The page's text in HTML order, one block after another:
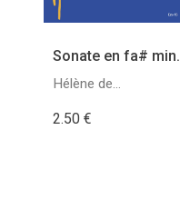
Sonate en fa# min.
Hélène de
2.50 €